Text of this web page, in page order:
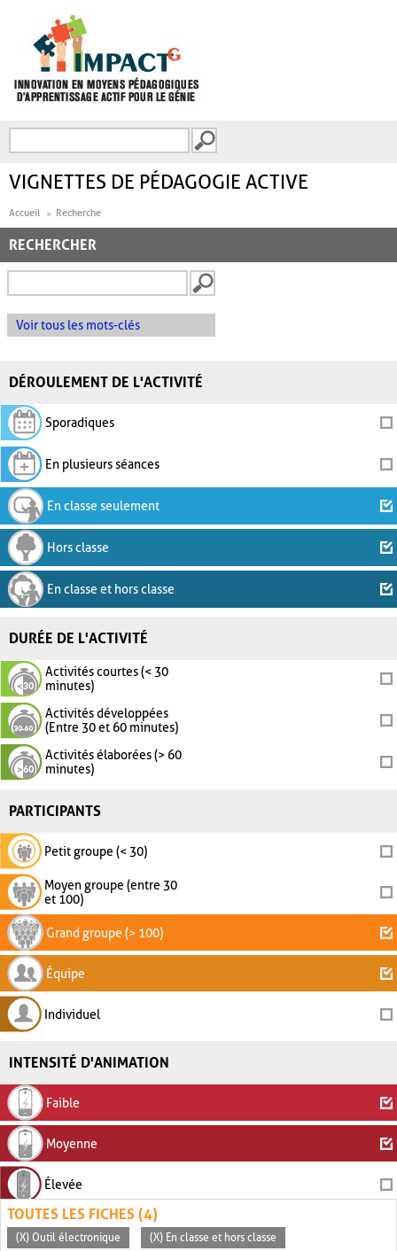
FORMULAIRE DE
VIGNETTES DE PÉDAGOGIE ACTIVE
Accueil Recherche
RECHERCHER
Voir tous les mots-clés
DÉROULEMENT DE L'ACTIVITÉ
Sporadiques
En plusieurs séances
En classe seulement
Hors classe
En classe et hors classe
DURÉE DE L'ACTIVITÉ
Activités courtes (< 30
minutes)
Activités développées
(Entre 30 et 60 minutes)
Activités élaborées (> 60
minutes)
PARTICIPANTS
Petit groupe (< 30)
Moyen groupe (entre 30
et 100)
Grand groupe (> 100)
Équipe
Individuel
INTENSITÉ D'ANIMATION
Faible
Moyenne
Élevée
TOUTES LES FICHES (4)
(X) Outil électronique (X) En classe et hors classe